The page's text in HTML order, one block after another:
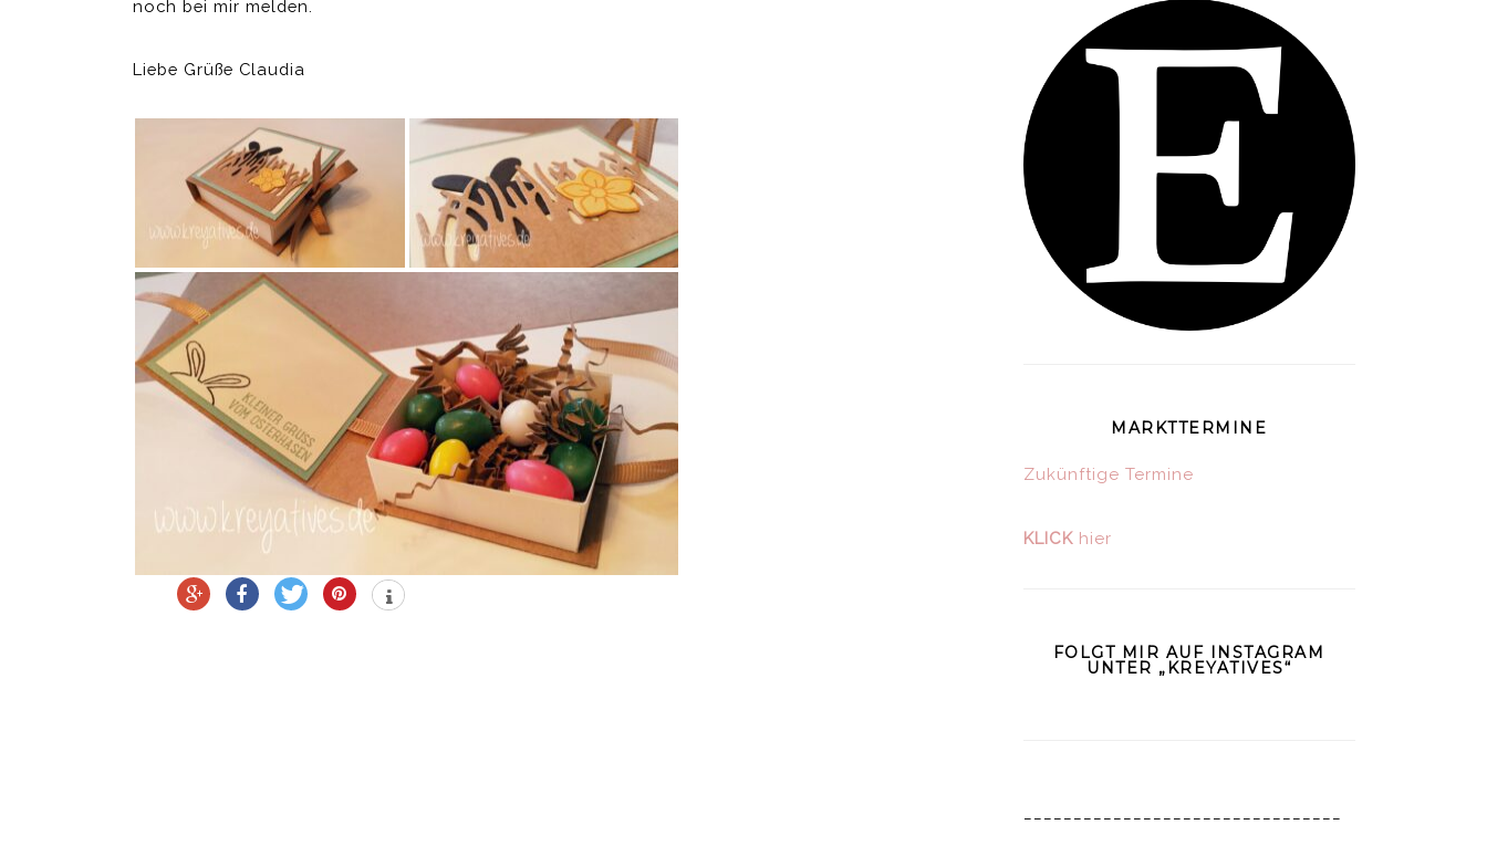
noch bei mir melden.
Liebe Grüße Claudia
MARKTTERMINE
Zukünftige Termine
KLICKhier
FOLGT MIR AUF INSTAGRAM
UNTER „KREYATIVES“